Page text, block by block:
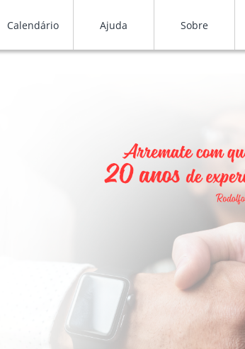
Calendário Ajuda Sobre